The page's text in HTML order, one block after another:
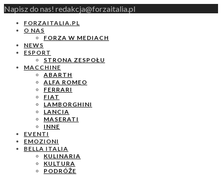
Napisz do nas! redakcja@forzaitalia.pl
FORZAITALIA.PL
O NAS
FORZA W MEDIACH
NEWS
ESPORT
STRONA ZESPOŁU
MACCHINE
ABARTH
ALFA ROMEO
FERRARI
FIAT
LAMBORGHINI
LANCIA
MASERATI
INNE
EVENTI
EMOZIONI
BELLA ITALIA
KULINARIA
KULTURA
PODRÓŻE